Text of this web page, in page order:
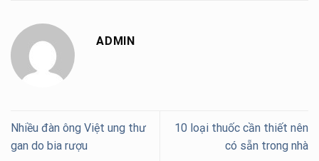
ADMIN
Nhiều đàn ông Việt ung thư
gan do bia rượu
10 loại thuốc cần thiết nên
có sẵn trong nhà